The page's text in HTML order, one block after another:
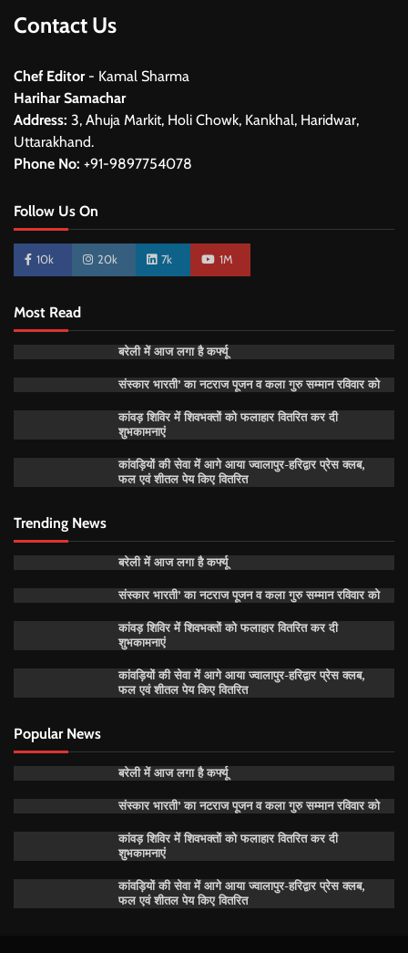
Contact Us
Chef Editor- Kamal Sharma
Harihar Samachar
Address: 3, Ahuja Markit, Holi Chowk, Kankhal, Haridwar,
Uttarakhand.
Phone No: +91-9897754078
Follow Us On
10k 20k 7k 1M
Most Read
बरेली में आज लगा है कर्फ्यू
संस्कार भारती’ का नटराज पूजन व कला गुरु सम्मान रविवार को
कांवड़ शिविर में शिवभक्तों को फलाहार वितरित कर दी
शुभकामनाएं
कांवड़ियों की सेवा में आगे आया ज्वालापुर-हरिद्वार प्रेस क्लब,
फल एवं शीतल पेय किए वितरित
Trending News
बरेली में आज लगा है कर्फ्यू
संस्कार भारती’ का नटराज पूजन व कला गुरु सम्मान रविवार को
कांवड़ शिविर में शिवभक्तों को फलाहार वितरित कर दी
शुभकामनाएं
कांवड़ियों की सेवा में आगे आया ज्वालापुर-हरिद्वार प्रेस क्लब,
फल एवं शीतल पेय किए वितरित
Popular News
बरेली में आज लगा है कर्फ्यू
संस्कार भारती’ का नटराज पूजन व कला गुरु सम्मान रविवार को
कांवड़ शिविर में शिवभक्तों को फलाहार वितरित कर दी
शुभकामनाएं
कांवड़ियों की सेवा में आगे आया ज्वालापुर-हरिद्वार प्रेस क्लब,
फल एवं शीतल पेय किए वितरित